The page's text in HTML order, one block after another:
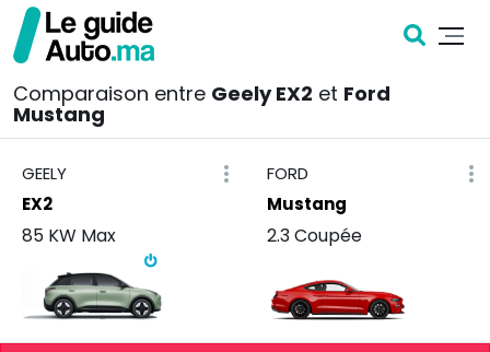
Comparaison entre Geely EX2 et Ford
Mustang
GEELY
EX2
85 KW Max
FORD
Mustang
2.3 Coupée